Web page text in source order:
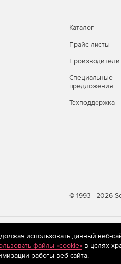
Каталог
Прайс-листы
Производители
Специальные
предложения
Техподдержка
© 1993—2026
применяются
относящихся к
использовать данный веб-
файлы «cookie»в целях
работы веб-сайта.